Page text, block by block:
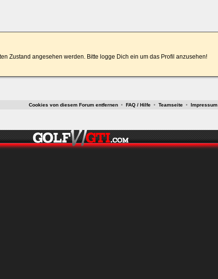
Zustand angesehen werden. Bitte logge Dich ein um das Profil anzusehen!
Cookies von diesem Forum entfernen • FAQ / Hilfe • Teamseite • Impressum